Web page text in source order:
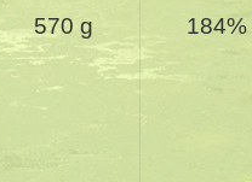
570 g 184%